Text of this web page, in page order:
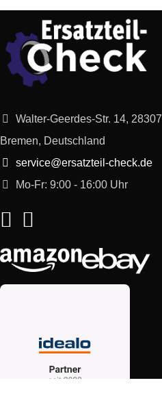
Walter-Geerdes-Str. 14, 28307
Bremen, Deutschland
service@ersatzteil-check.de
Mo-Fr: 9:00 - 16:00 Uhr